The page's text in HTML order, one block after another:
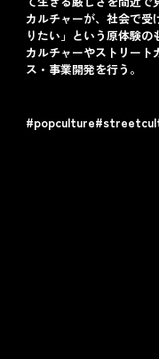
カルチャーが、社会で受
りたい」という原体験
カルチャーやストリート
ス・事業開発を行う。
#popculture